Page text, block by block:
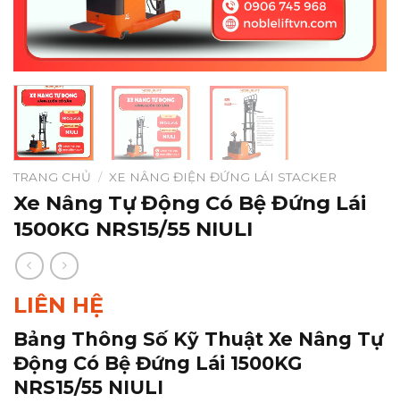
TRANG CHỦ / XE NÂNG ĐIỆN ĐỨNG LÁI STACKER
Xe Nâng Tự Động Có Bệ Đứng Lái
1500KG NRS15/55 NIULI
LIÊN HỆ
Bảng Thông Số Kỹ Thuật Xe Nâng Tự
Động Có Bệ Đứng Lái 1500KG
NRS15/55 NIULI